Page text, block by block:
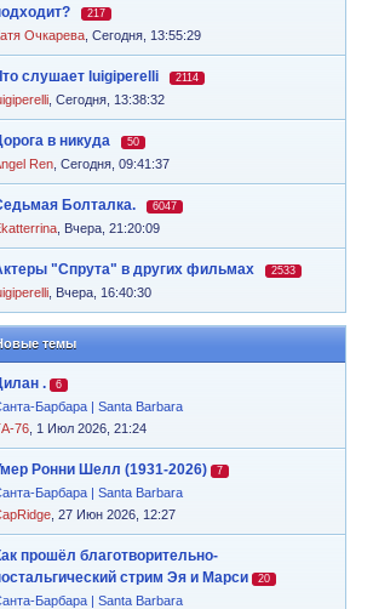
217
Очкарева Сегодня, 13:55:29
слушает luigiperelli 2114
Сегодня, 13:38:32
в никуда 50
Ren Сегодня, 09:41:37
Болталка. 6047
Вчера, 21:20:09
"Спрута" в других фильмах 2533
Вчера, 16:40:30
темы
. 6
Барбара | Santa Barbara
76 , 1 Июл 2026, 21:24
Ронни Шелл (1931-2026) 7
Барбара | Santa Barbara
, 27 Июн 2026, 12:27
прошёл благотворительно-
стрим Эя и Марси
20
Барбара | Santa Barbara